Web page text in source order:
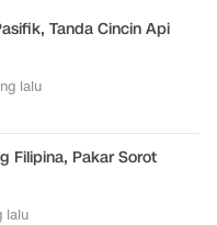
Tanda Cincin Api
lalu
Filipina, Pakar Sorot
lalu